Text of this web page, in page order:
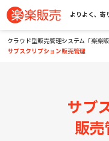
よりよく、寄
クラウド型販売管理システム「楽楽
サブスクリプション販売管理
サブ
販